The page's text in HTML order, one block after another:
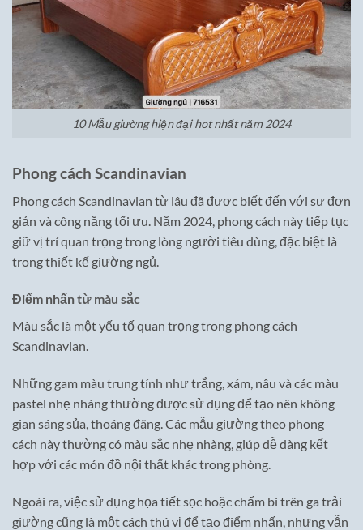
10 Mẫu giường hiện đại hot nhất năm 2024
Phong cách Scandinavian
Phong cách Scandinavian từ lâu đã được biết đến với sự đơn
giản và công năng tối ưu. Năm 2024, phong cách này tiếp tục
giữ vị trí quan trọng trong lòng người tiêu dùng, đặc biệt là
trong thiết kế giường ngủ.
Điểm nhấn từ màu sắc
Màu sắc là một yếu tố quan trọng trong phong cách
Scandinavian.
Những gam màu trung tính như trắng, xám, nâu và các màu
pastel nhẹ nhàng thường được sử dụng để tạo nên không
gian sáng sủa, thoáng đãng. Các mẫu giường theo phong
cách này thường có màu sắc nhẹ nhàng, giúp dễ dàng kết
hợp với các món đồ nội thất khác trong phòng.
Ngoài ra, việc sử dụng họa tiết sọc hoặc chấm bi trên ga trải
giường cũng là một cách thú vị để tạo điểm nhấn, nhưng vẫn